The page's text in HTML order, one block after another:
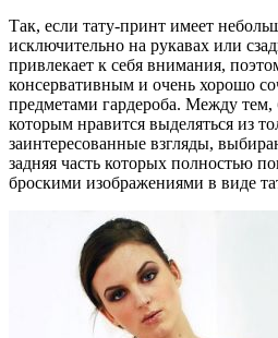
Так, если тату-принт имеет
исключительно на рукавах или
привлекает к себя внимания,
консервативным и очень хорошо
предметами гардероба. Между
которым нравится выделяться из
заинтересованные взгляды,
задняя часть которых полностью
броскими изображениями в виде